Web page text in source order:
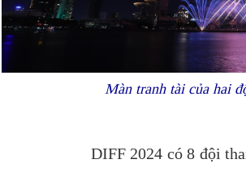
Màn tranh tài của hai
DIFF 2024 có 8 đội